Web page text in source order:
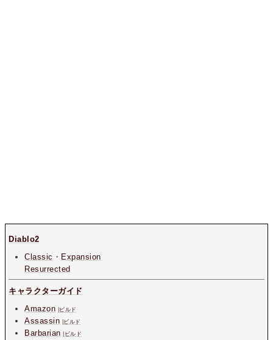
Diablo2
Classic ・ Expansion
Resurrected
キャラクターガイド
Amazon
ビルド
Assassin ビルド
Barbarian ビルド